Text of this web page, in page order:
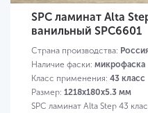
SPC ламинат Alta
ванильный SPC6601
Страна производства:
Наличие фаски: микрофаска
Класс применения: 43 класс
Размер: 1218х180х5.3 мм
SPC ламинат Alta Step 43